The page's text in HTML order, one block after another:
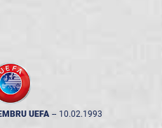
UEFA -- 10.02.1993